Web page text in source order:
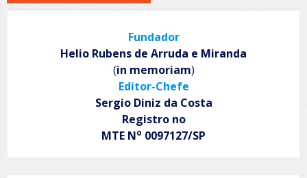
Fundador
Helio Rubens de Arruda e Miranda
(in memoriam)
Editor-Chefe
Sergio Diniz da Costa
Registro no
MTE No 0097127/SP